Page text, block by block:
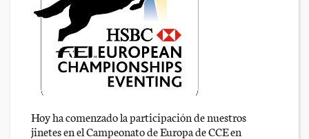
Hoy ha comenzado la participación de nuestros
jinetes en el Campeonato de Europa de CCE en